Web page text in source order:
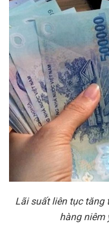
Lãi suất liên tục tăng
hàng niêm